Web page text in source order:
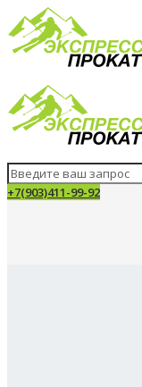
+7(903)411-99-92